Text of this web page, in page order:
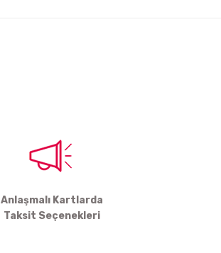
Anlaşmalı Kartlarda
Taksit Seçenekleri